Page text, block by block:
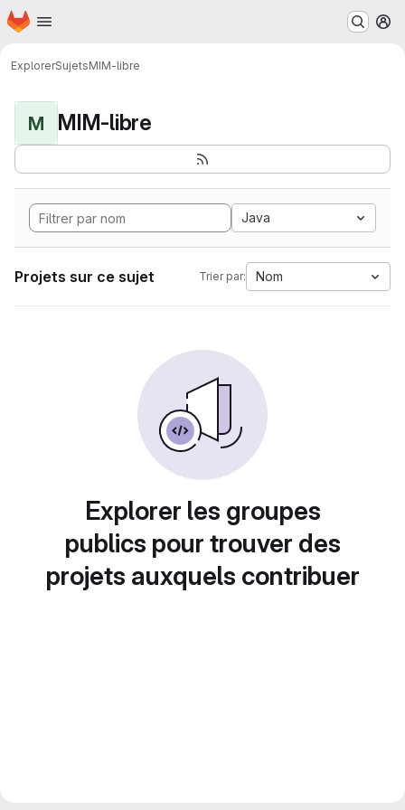
Passer au contenu principal
Page d'accueil
ExplorerSujetsMIM-libre
M MIM-libre
Java
Projets sur ce sujet Trier par: Nom
Explorer les groupes
publics pour trouver des
projets auxquels contribuer